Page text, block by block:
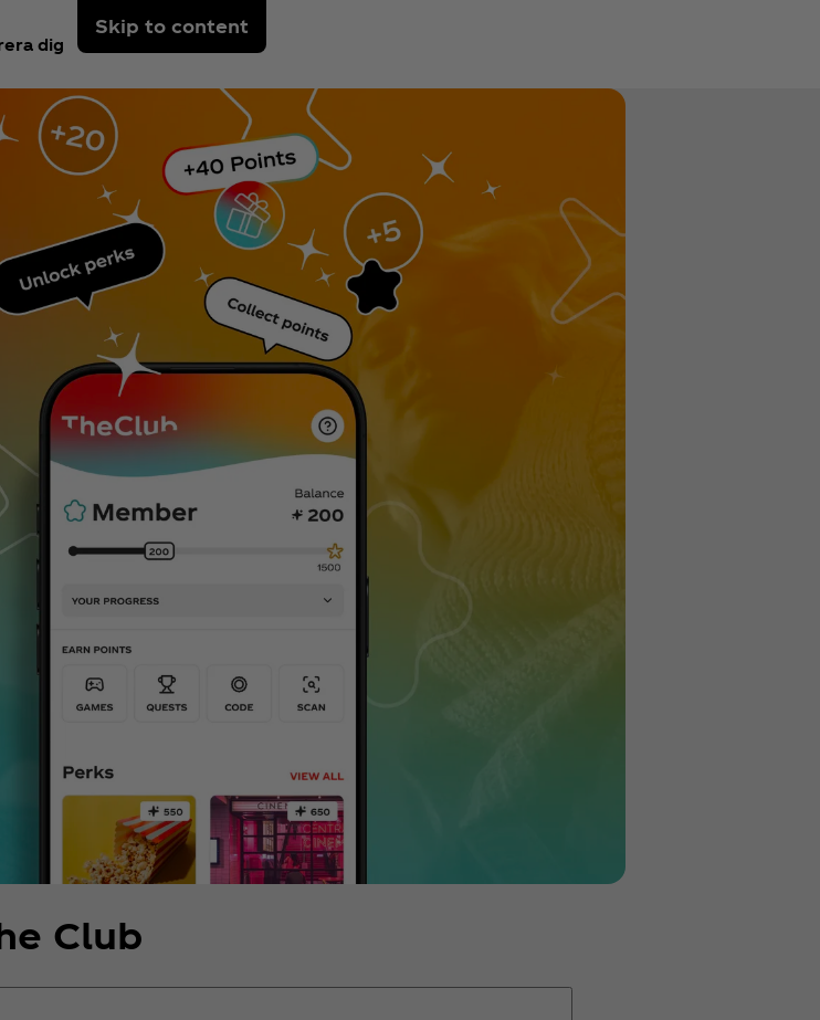
Skip to content
dig
Club